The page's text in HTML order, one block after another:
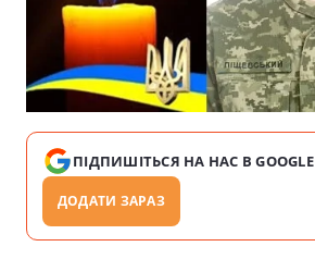
ПІДПИШІТЬСЯ НА НАС В GOOGLE
ДОДАТИ ЗАРАЗ